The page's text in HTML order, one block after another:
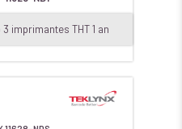
3 imprimantes THT 1 an